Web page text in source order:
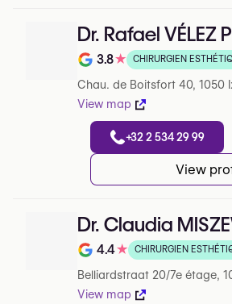
Dr. Rafael VÉLEZ
Note de 3.8 sur 5 sur
3.8★ CHIRURGIEN
Chau. de Boitsfort 40, 1050
View map
+32 2 534 29 99
View
Dr. Claudia
Note de 4.4 sur 5 sur
4.4★ CHIRURGIEN
Belliardstraat 20/7e étage,
View map